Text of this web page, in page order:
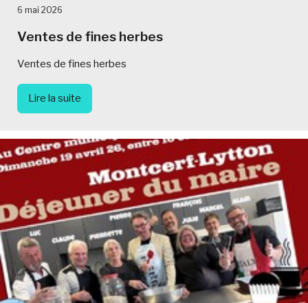
6 mai 2026
Ventes de fines herbes
Ventes de fines herbes
Lire la suite